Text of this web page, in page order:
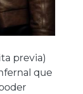
previa)
que